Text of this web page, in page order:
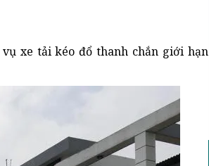
xe tải kéo đổ thanh chắn giới hạn